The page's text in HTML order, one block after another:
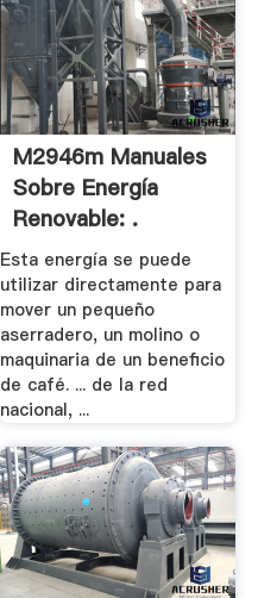
M2946m Manuales
Sobre Energía
Renovable: .
Esta energía se puede
utilizar directamente para
mover un pequeño
aserradero, un molino o
maquinaria de un beneficio
de café. ... de la red
nacional, ...